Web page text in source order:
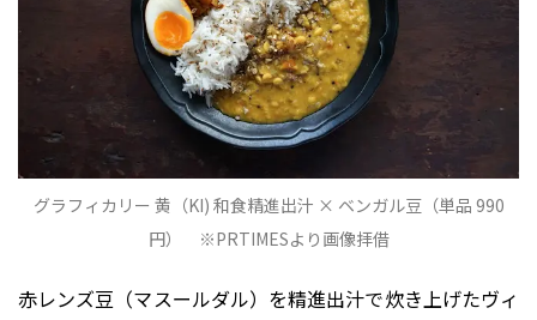
グラフィカリー 黄（KI) 和食精進出汁 × ベンガル豆（単品 990
円） ※PRTIMESより画像拝借
赤レンズ豆（マスールダル）を精進出汁で炊き上げたヴィ